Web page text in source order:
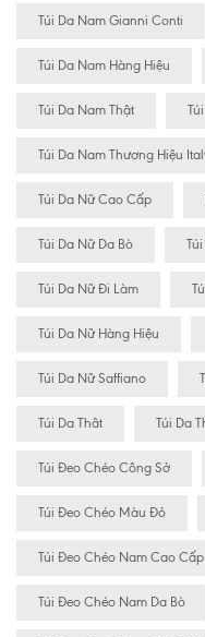
Túi Da Nam Gianni Conti
Túi Da Nam Hàng Hiệu
Túi Da Nam Thật
Túi Da Nam Thương Hiệu
Túi Da Nữ Cao Cấp
Túi Da Nữ Da Bò
Túi Da Nữ Đi Làm
Túi Da Nữ Hàng Hiệu
Túi Da Nữ Saffiano
Túi Da Thât Túi Da
Túi Đeo Chéo Công Sở
Túi Đeo Chéo Màu Đỏ
Túi Đeo Chéo Nam Cao Cấp
Túi Đeo Chéo Nam Da Bò